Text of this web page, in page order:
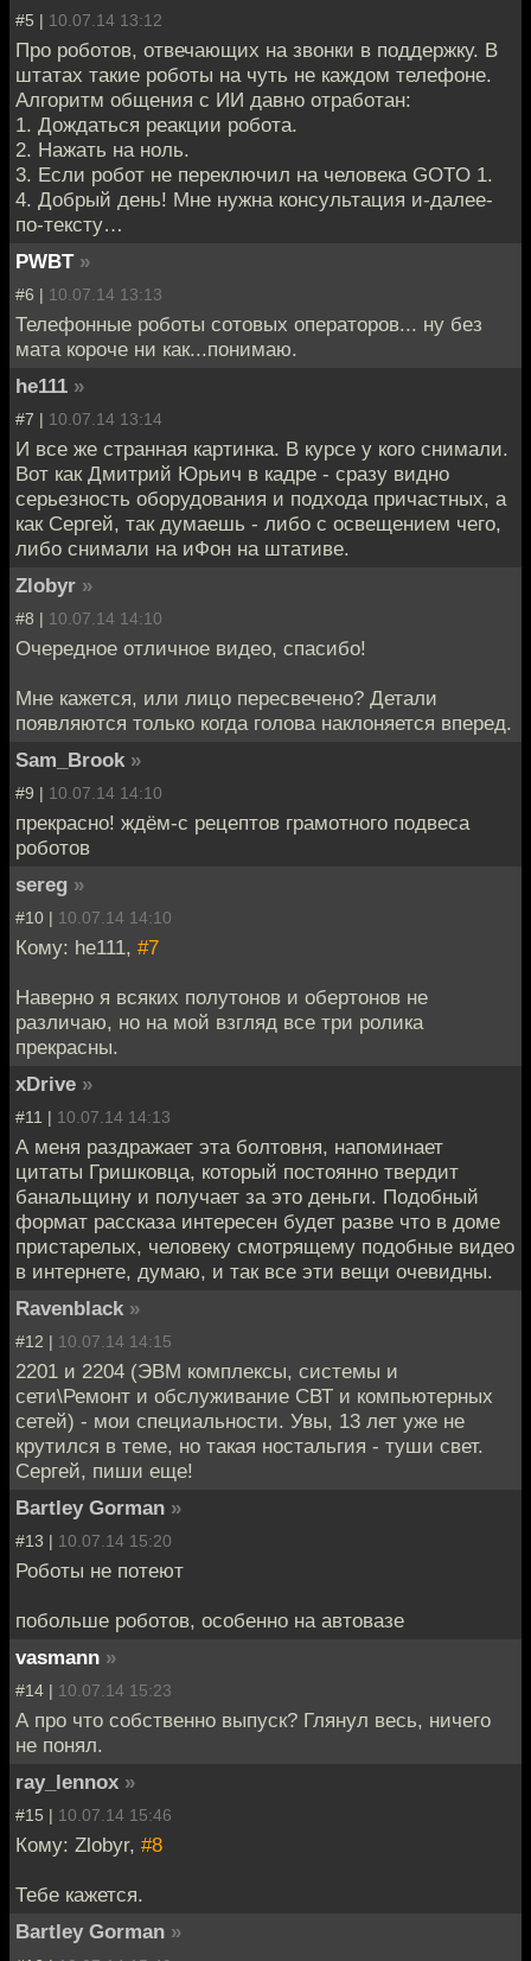
#5 | 10.07.14 13:12
Про роботов, отвечающих на звонки в поддержку. В
штатах такие роботы на чуть не каждом телефоне.
Алгоритм общения с ИИ давно отработан:
1. Дождаться реакции робота.
2. Нажать на ноль.
3. Если робот не переключил на человека GOTO 1.
4. Добрый день! Мне нужна консультация и-далее-
по-тексту…
PWBT »
#6 | 10.07.14 13:13
Телефонные роботы сотовых операторов... ну без
мата короче ни как...понимаю.
he111 »
#7 | 10.07.14 13:14
И все же странная картинка. В курсе у кого снимали.
Вот как Дмитрий Юрьич в кадре - сразу видно
серьезность оборудования и подхода причастных, а
как Сергей, так думаешь - либо с освещением чего,
либо снимали на иФон на штативе.
Zlobyr »
#8 | 10.07.14 14:10
Очередное отличное видео, спасибо!
Мне кажется, или лицо пересвечено? Детали
появляются только когда голова наклоняется вперед.
Sam_Brook »
#9 | 10.07.14 14:10
прекрасно! ждём-с рецептов грамотного подвеса
роботов
sereg »
#10 | 10.07.14 14:10
Кому: he111, #7
Наверно я всяких полутонов и обертонов не
различаю, но на мой взгляд все три ролика
прекрасны.
xDrive »
#11 | 10.07.14 14:13
А меня раздражает эта болтовня, напоминает
цитаты Гришковца, который постоянно твердит
банальщину и получает за это деньги. Подобный
формат рассказа интересен будет разве что в доме
пристарелых, человеку смотрящему подобные видео
в интернете, думаю, и так все эти вещи очевидны.
Ravenblack »
#12 | 10.07.14 14:15
2201 и 2204 (ЭВМ комплексы, системы и
сети\Ремонт и обслуживание СВТ и компьютерных
сетей) - мои специальности. Увы, 13 лет уже не
крутился в теме, но такая ностальгия - туши свет.
Сергей, пиши еще!
Bartley Gorman »
#13 | 10.07.14 15:20
Роботы не потеют
побольше роботов, особенно на автовазе
vasmann »
#14 | 10.07.14 15:23
А про что собственно выпуск? Глянул весь, ничего
не понял.
ray_lennox »
#15 | 10.07.14 15:46
Кому: Zlobyr, #8
Тебе кажется.
Bartley Gorman »